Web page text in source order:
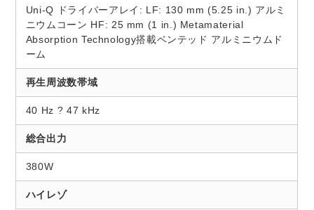
Uni-Q ドライバーアレイ: LF: 130 mm (5.25 in.) アルミ
ニウムコーン HF: 25 mm (1 in.) Metamaterial
Absorption Technology搭載ベンテッド アルミニウムド
ーム
再生周波数帯域
40 Hz ? 47 kHz
総合出力
380W
ハイレゾ